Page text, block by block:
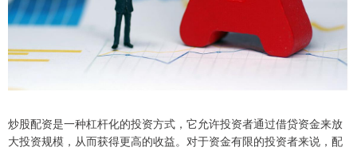
炒股配资是一种杠杆化的投资方式，它允许投资者通过借贷资金来放
大投资规模，从而获得更高的收益。对于资金有限的投资者来说，配